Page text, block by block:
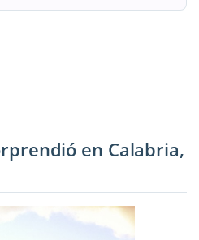
en Calabria,